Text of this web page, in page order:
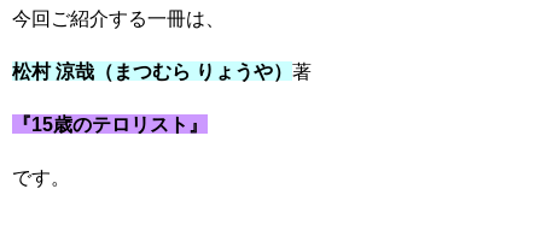
今回ご紹介する一冊は、
松村 涼哉（まつむら りょうや） 著
『15歳のテロリスト』
です。